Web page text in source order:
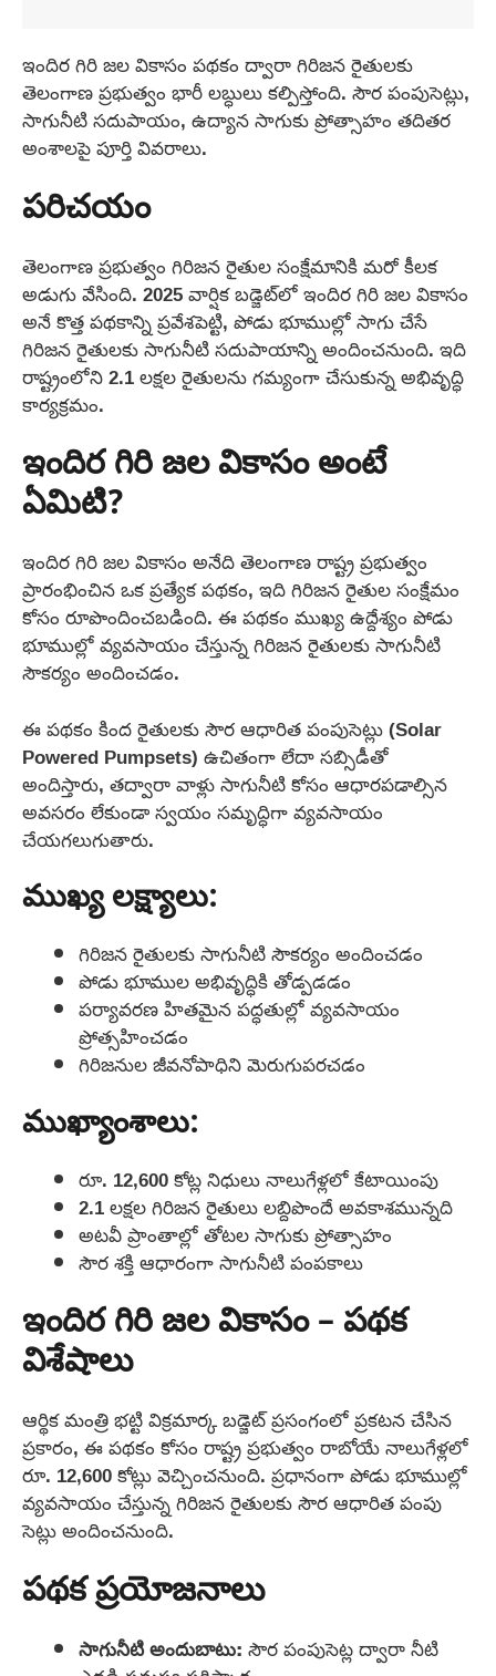
ఇందిర గిరి జల వికాసం పథకం ద్వారా గిరిజన రైతులకు
తెలంగాణ ప్రభుత్వం భారీ లబ్ధులు కల్పిస్తోంది. సౌర పంపుసెట్లు,
సాగునీటి సదుపాయం, ఉద్యాన సాగుకు ప్రోత్సాహం తదితర
అంశాలపై పూర్తి వివరాలు.
పరిచయం
తెలంగాణ ప్రభుత్వం గిరిజన రైతుల సంక్షేమానికి మరో కీలక
అడుగు వేసింది. 2025 వార్షిక బడ్జెట్‌లో ఇందిర గిరి జల వికాసం
అనే కొత్త పథకాన్ని ప్రవేశపెట్టి, పోడు భూముల్లో సాగు చేసే
గిరిజన రైతులకు సాగునీటి సదుపాయాన్ని అందించనుంది. ఇది
రాష్ట్రంలోని 2.1 లక్షల రైతులను గమ్యంగా చేసుకున్న అభివృద్ధి
కార్యక్రమం.
ఇందిర గిరి జల వికాసం అంటే
ఏమిటి?
ఇందిర గిరి జల వికాసం అనేది తెలంగాణ రాష్ట్ర ప్రభుత్వం
ప్రారంభించిన ఒక ప్రత్యేక పథకం, ఇది గిరిజన రైతుల సంక్షేమం
కోసం రూపొందించబడింది. ఈ పథకం ముఖ్య ఉద్దేశ్యం పోడు
భూముల్లో వ్యవసాయం చేస్తున్న గిరిజన రైతులకు సాగునీటి
సౌకర్యం అందించడం.
ఈ పథకం కింద రైతులకు సౌర ఆధారిత పంపుసెట్లు (Solar
Powered Pumpsets) ఉచితంగా లేదా సబ్సిడీతో
అందిస్తారు, తద్వారా వాళ్లు సాగునీటి కోసం ఆధారపడాల్సిన
అవసరం లేకుండా స్వయం సమృద్ధిగా వ్యవసాయం
చేయగలుగుతారు.
ముఖ్య లక్ష్యాలు:
గిరిజన రైతులకు సాగునీటి సౌకర్యం అందించడం
పోడు భూముల అభివృద్ధికి తోడ్పడడం
పర్యావరణ హితమైన పద్ధతుల్లో వ్యవసాయం
ప్రోత్సహించడం
గిరిజనుల జీవనోపాధిని మెరుగుపరచడం
ముఖ్యాంశాలు:
రూ. 12,600 కోట్ల నిధులు నాలుగేళ్లలో కేటాయింపు
2.1 లక్షల గిరిజన రైతులు లబ్దిపొందే అవకాశమున్నది
అటవీ ప్రాంతాల్లో తోటల సాగుకు ప్రోత్సాహం
సౌర శక్తి ఆధారంగా సాగునీటి పంపకాలు
ఇందిర గిరి జల వికాసం – పథక
విశేషాలు
ఆర్థిక మంత్రి భట్టి విక్రమార్క బడ్జెట్ ప్రసంగంలో ప్రకటన చేసిన
ప్రకారం, ఈ పథకం కోసం రాష్ట్ర ప్రభుత్వం రాబోయే నాలుగేళ్లలో
రూ. 12,600 కోట్లు వెచ్చించనుంది. ప్రధానంగా పోడు భూముల్లో
వ్యవసాయం చేస్తున్న గిరిజన రైతులకు సౌర ఆధారిత పంపు
సెట్లు అందించనుంది.
పథక ప్రయోజనాలు
సాగునీటి అందుబాటు:సౌర పంపుసెట్ల ద్వారా నీటి